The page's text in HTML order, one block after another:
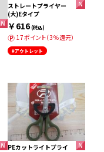
ストレートプライヤー
(大)Eタイプ
￥616(税込)
17ポイント（3％還元）
#アウトレット
PEカットライトプライ